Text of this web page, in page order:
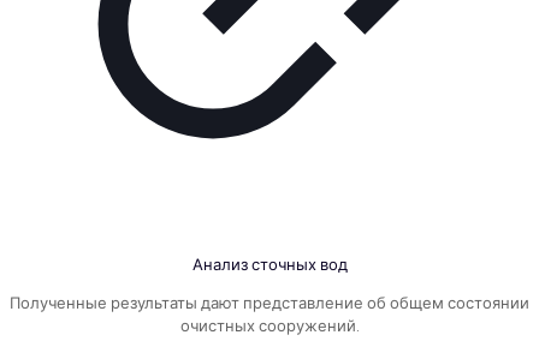
Анализ сточных вод
Полученные результаты дают представление об общем состоянии
очистных сооружений.